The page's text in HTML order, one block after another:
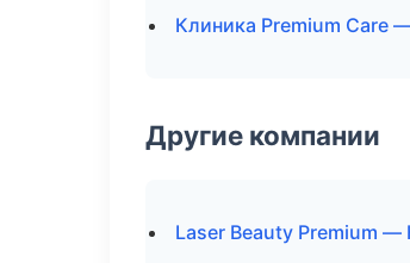
Клиника Premium Care
Другие компании
Laser Beauty Premium —